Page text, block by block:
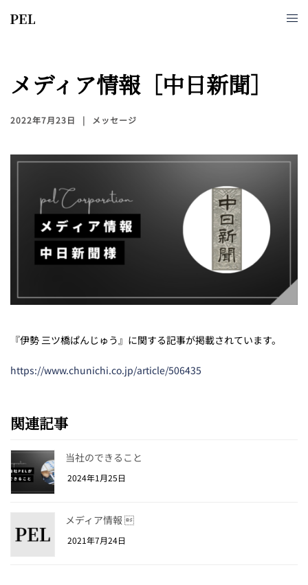
メディア情報［中日新聞］
2022年7月23日 メッセージ
『伊勢 三ツ橋ぱんじゅう』に関する記事が掲載されています。
https://www.chunichi.co.jp/article/506435
関連記事
当社のできること
2024年1月25日
メディア情報 
2021年7月24日